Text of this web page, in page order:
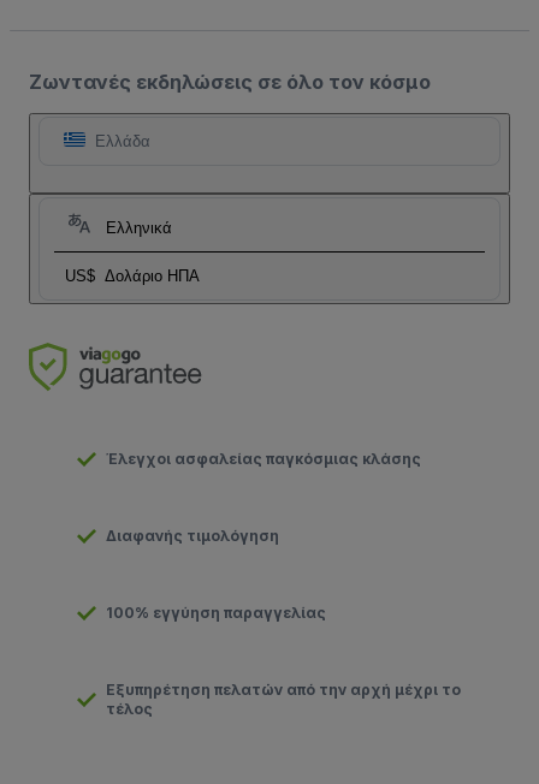
Ζωντανές εκδηλώσεις σε όλο τον κόσμο
Ελλάδα
Ελληνικά
US$ Δολάριο ΗΠΑ
Έλεγχοι ασφαλείας παγκόσμιας κλάσης
Διαφανής τιμολόγηση
100% εγγύηση παραγγελίας
Εξυπηρέτηση πελατών από την αρχή μέχρι το
τέλος